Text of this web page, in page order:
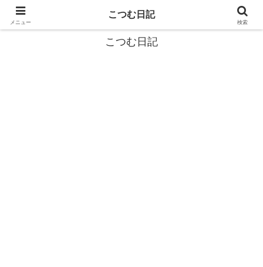
カタツムリから学ぶスローライフ🎓『こつむ日記』🐌
こつむ日記
メニュー
こつむ日記
検索